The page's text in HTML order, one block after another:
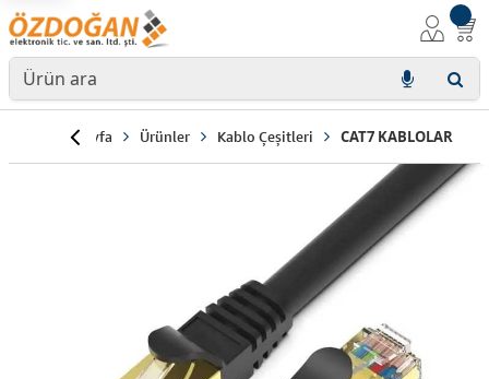
Anasayfa Ürünler Kablo Çeşitleri CAT7 KABLOLAR